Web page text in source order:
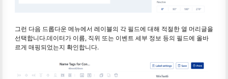
그런 다음 드롭다운 메뉴에서 레이블의 각 필드에 대해 적절한 열 머리글을
선택합니다.데이터가 이름, 직위 또는 이벤트 세부 정보 등의 필드에 올바
르게 매핑되었는지 확인합니다.